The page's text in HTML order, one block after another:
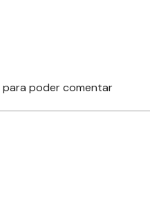
para poder comentar